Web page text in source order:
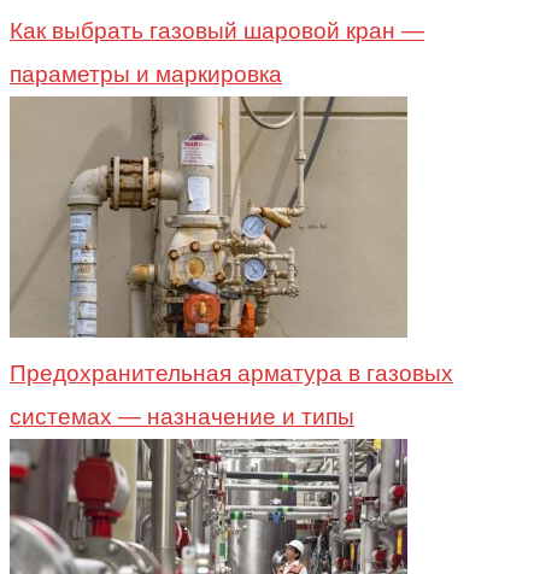
Как выбрать газовый шаровой кран —
параметры и маркировка
Предохранительная арматура в газовых
системах — назначение и типы